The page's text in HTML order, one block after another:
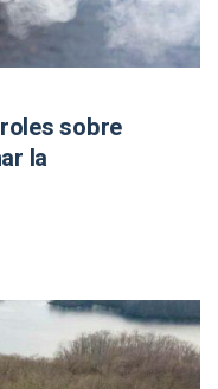
sobre
la